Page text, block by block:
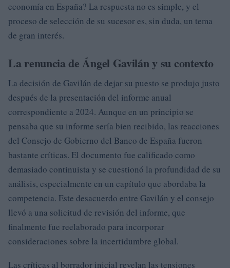
economía en España? La respuesta no es simple, y el
proceso de selección de su sucesor es, sin duda, un tema
de gran interés.
La renuncia de Ángel Gavilán y su contexto
La decisión de Gavilán de dejar su puesto se produjo justo
después de la presentación del informe anual
correspondiente a 2024. Aunque en un principio se
pensaba que su informe sería bien recibido, las reacciones
del Consejo de Gobierno del Banco de España fueron
bastante críticas. El documento fue calificado como
demasiado continuista y se cuestionó la profundidad de su
análisis, especialmente en un capítulo que abordaba la
competencia. Este desacuerdo entre Gavilán y el consejo
llevó a una solicitud de revisión del informe, que
finalmente fue reelaborado para incorporar
consideraciones sobre la incertidumbre global.
Las críticas al borrador inicial revelan las tensiones